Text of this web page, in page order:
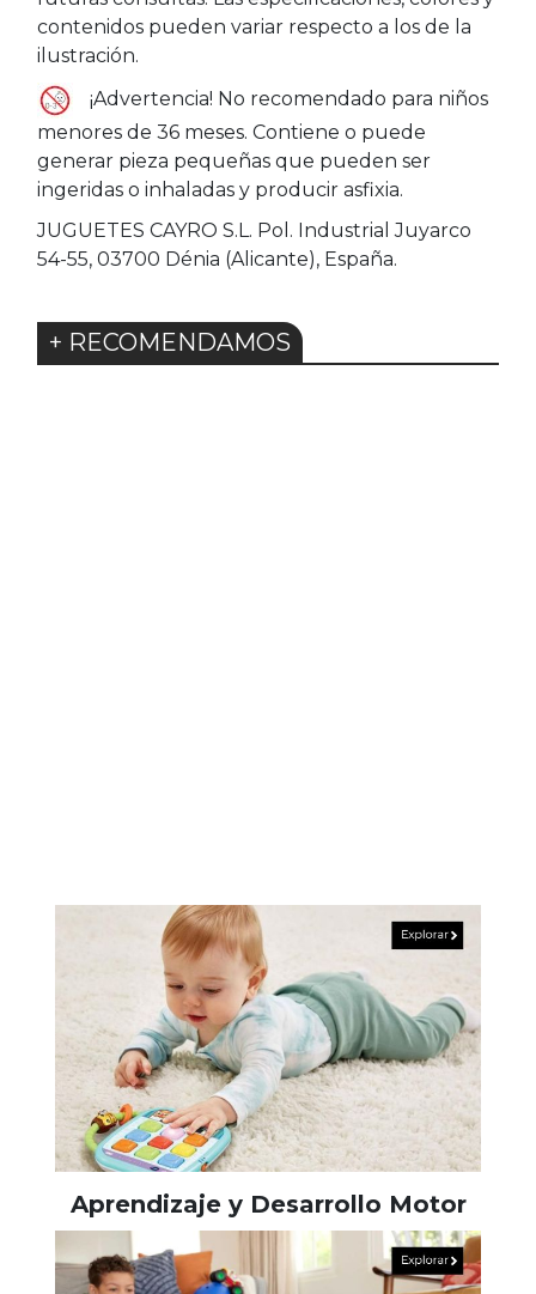
contenidos pueden variar respecto a los de la
ilustración.
¡Advertencia! No recomendado para niños
menores de 36 meses. Contiene o puede
generar pieza pequeñas que pueden ser
ingeridas o inhaladas y producir asfixia.
JUGUETES CAYRO S.L. Pol. Industrial Juyarco
54-55, 03700 Dénia (Alicante), España.
+ RECOMENDAMOS
Aprendizaje y Desarrollo Motor